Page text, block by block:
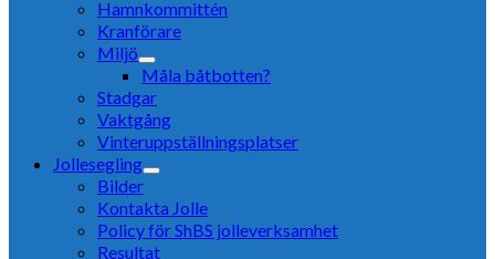
Hamnkommittén
Kranförare
Miljö
Måla båtbotten?
Stadgar
Vaktgång
Vinteruppställningsplatser
Jollesegling
Bilder
Kontakta Jolle
Policy för ShBS jolleverksamhet
Resultat